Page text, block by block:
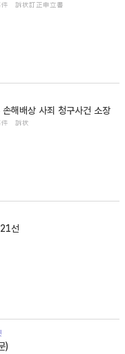
件 訴状訂正申立書
해배상 사죄 청구사건 소장
件 訴状
선
)